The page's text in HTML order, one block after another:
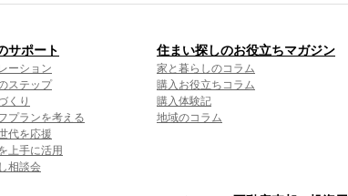
サポート
ーション
ステップ
くり
プランを考える
代を応援
上手に活用
相談会
住まい探しのお役立ちマガジン
家と暮らしのコラム
購入お役立ちコラム
購入体験記
地域のコラム